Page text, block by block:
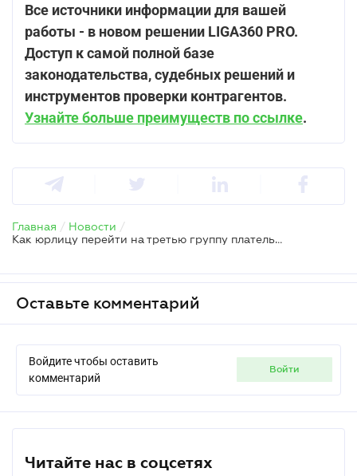
Все источники информации для вашей
работы - в новом решении LIGA360 PRO.
Доступ к самой полной базе
законодательства, судебных решений и
инструментов проверки контрагентов.
Узнайте больше преимуществ по ссылке.
Главная / Новости /
Как юрлицу перейти на третью группу плательщика единого налога
Оставьте комментарий
Войдите чтобы оставить
комментарий
войти
Читайте нас в соцсетях